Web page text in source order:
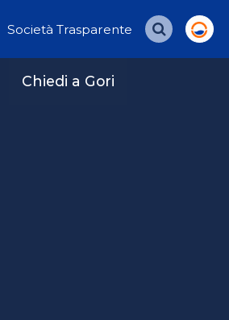
Società Trasparente Cerca
Chiedi a Gori